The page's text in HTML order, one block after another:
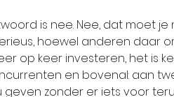
is nee. Nee, dat moet je
hoewel anderen daar
op keer investeren, het is
en bovenal: aan
geven zonder er iets voor